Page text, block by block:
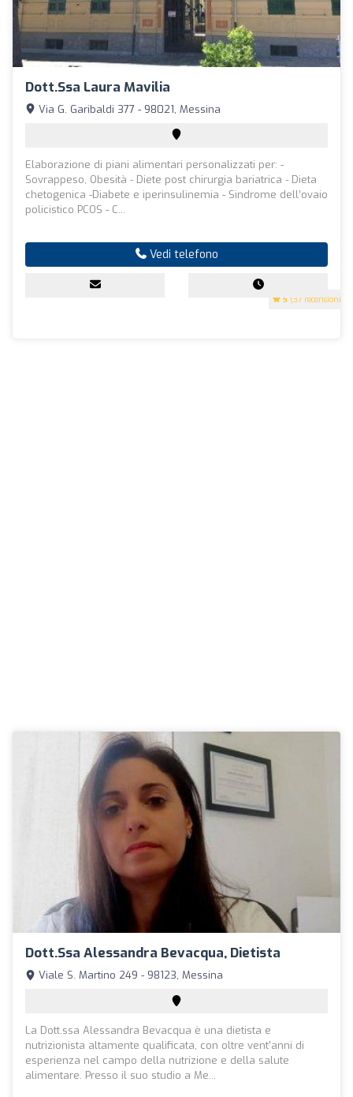
Dott.ssa Laura Mavilia
5 (37 recensioni)
Via G. Garibaldi 377 - 98021, Messina
Elaborazione di piani alimentari personalizzati per: -
Sovrappeso, Obesità - Diete post chirurgia bariatrica - Dieta
chetogenica -Diabete e iperinsulinemia - Sindrome dell’ovaio
policistico PCOS - C...
Vedi telefono
Dott.ssa Alessandra Bevacqua, Dietista
Viale S. Martino 249 - 98123, Messina
La Dott.ssa Alessandra Bevacqua è una dietista e
nutrizionista altamente qualificata, con oltre vent'anni di
esperienza nel campo della nutrizione e della salute
alimentare. Presso il suo studio a Me...